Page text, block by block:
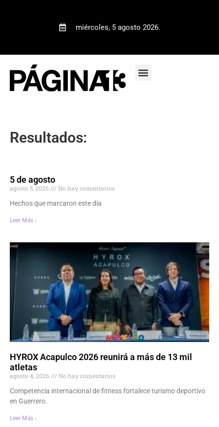
miércoles, 5 agosto 2026.
Resultados:
5 de agosto
agosto 5, 2026
No hay comentarios
Hechos que marcaron este día
Leer Más ›
HYROX Acapulco 2026 reunirá a más de 13 mil
atletas
agosto 4, 2026
No hay comentarios
Competencia internacional de fitness fortalece turismo deportivo
en Guerrero.
Leer Más ›